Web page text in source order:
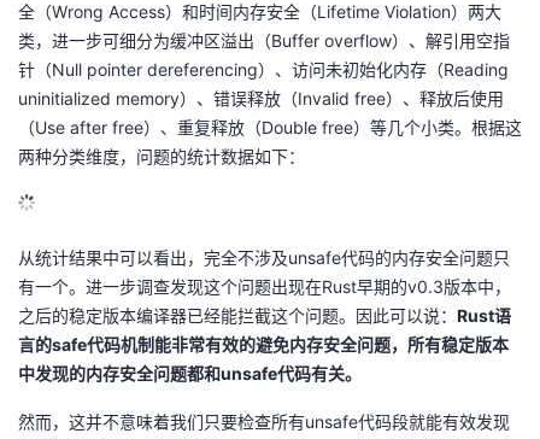
全（Wrong Access）和时间内存安全（Lifetime Violation）两大
类，进一步可细分为缓冲区溢出（Buffer overflow）、解引用空指
针（Null pointer dereferencing）、访问未初始化内存（Reading
uninitialized memory）、错误释放（Invalid free）、释放后使用
（Use after free）、重复释放（Double free）等几个小类。根据这
两种分类维度，问题的统计数据如下：
从统计结果中可以看出，完全不涉及unsafe代码的内存安全问题只
有一个。进一步调查发现这个问题出现在Rust早期的v0.3版本中，
之后的稳定版本编译器已经能拦截这个问题。因此可以说： Rust语
言的safe代码机制能非常有效的避免内存安全问题，所有稳定版本
中发现的内存安全问题都和unsafe代码有关。
然而，这并不意味着我们只要检查所有unsafe代码段就能有效发现